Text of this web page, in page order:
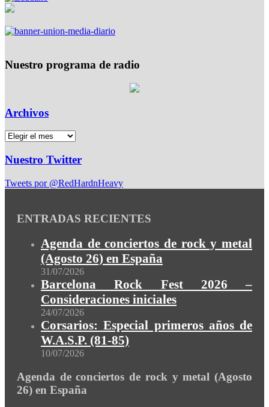
Nuestro programa de radio
Archivos
Nuestro Twitter
Tweets por @RedHardnHeavy
ENTRADAS RECIENTES
Agenda de conciertos de rock y metal
(Agosto 26) en España
31/07/2026
Barcelona Rock Fest 2026 –
Consideraciones iniciales
24/07/2026
Corsarios: Especial primeros años de
W.A.S.P. (81-85)
10/07/2026
Agenda de conciertos de rock y metal (Agosto
26) en España